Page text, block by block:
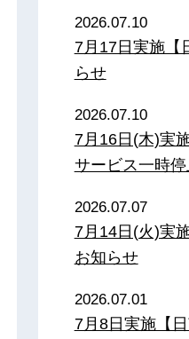
2026.07.10
7月17日実施【
らせ
2026.07.10
7月16日(木)実
サービス一時
2026.07.07
7月14日(火)実
お知らせ
2026.07.01
7月8日実施【